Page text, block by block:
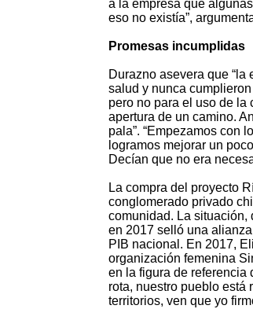
a la empresa que
eso no existía”,
Promesas incumplidas
Durazno asevera que “la
salud y nunca
pero no para el uso de la
apertura de un camino.
pala”. “Empezamos con
logramos mejorar un
Decían que no era
La compra del proyecto
conglomerado privado
comunidad. La situación,
en 2017 selló una
PIB nacional. En 2017,
organización femenina
en la figura de referencia
rota, nuestro pueblo está
territorios, ven que yo